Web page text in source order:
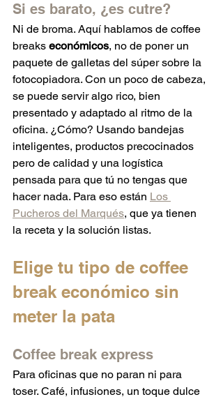
Si es barato, ¿es cutre?
Ni de broma. Aquí hablamos de coffee
breaks económicos, no de poner un
paquete de galletas del súper sobre la
fotocopiadora. Con un poco de cabeza,
se puede servir algo rico, bien
presentado y adaptado al ritmo de la
oficina. ¿Cómo? Usando bandejas
inteligentes, productos precocinados
pero de calidad y una logística
pensada para que tú no tengas que
hacer nada. Para eso están Los
Pucheros del Marqués, que ya tienen
la receta y la solución listas.
Elige tu tipo de coffee
break económico sin
meter la pata
Coffee break express
Para oficinas que no paran ni para
toser. Café, infusiones, un toque dulce